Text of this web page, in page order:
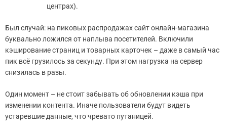
центрах).
Был случай: на пиковых распродажах сайт онлайн-магазина
буквально ложился от наплыва посетителей. Включили
кэширование страниц и товарных карточек – даже в самый час
пик всё грузилось за секунду. При этом нагрузка на сервер
снизилась в разы.
Один момент – не стоит забывать об обновлении кэша при
изменении контента. Иначе пользователи будут видеть
устаревшие данные, что чревато путаницей.